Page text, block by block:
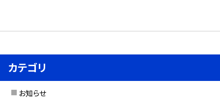
カテゴリ
お知らせ